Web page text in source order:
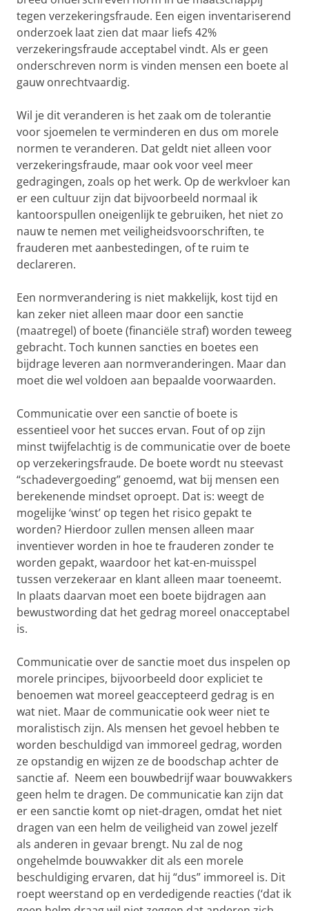
tegen verzekeringsfraude. Een eigen inventariserend
onderzoek laat zien dat maar liefs 42%
verzekeringsfraude acceptabel vindt. Als er geen
onderschreven norm is vinden mensen een boete al
gauw onrechtvaardig.
Wil je dit veranderen is het zaak om de tolerantie
voor sjoemelen te verminderen en dus om morele
normen te veranderen. Dat geldt niet alleen voor
verzekeringsfraude, maar ook voor veel meer
gedragingen, zoals op het werk. Op de werkvloer kan
er een cultuur zijn dat bijvoorbeeld normaal ik
kantoorspullen oneigenlijk te gebruiken, het niet zo
nauw te nemen met veiligheidsvoorschriften, te
frauderen met aanbestedingen, of te ruim te
declareren.
Een normverandering is niet makkelijk, kost tijd en
kan zeker niet alleen maar door een sanctie
(maatregel) of boete (financiële straf) worden teweeg
gebracht. Toch kunnen sancties en boetes een
bijdrage leveren aan normveranderingen. Maar dan
moet die wel voldoen aan bepaalde voorwaarden.
Communicatie over een sanctie of boete is
essentieel voor het succes ervan. Fout of op zijn
minst twijfelachtig is de communicatie over de boete
op verzekeringsfraude. De boete wordt nu steevast
“schadevergoeding” genoemd, wat bij mensen een
berekenende mindset oproept. Dat is: weegt de
mogelijke ‘winst’ op tegen het risico gepakt te
worden? Hierdoor zullen mensen alleen maar
inventiever worden in hoe te frauderen zonder te
worden gepakt, waardoor het kat-en-muisspel
tussen verzekeraar en klant alleen maar toeneemt.
In plaats daarvan moet een boete bijdragen aan
bewustwording dat het gedrag moreel onacceptabel
is.
Communicatie over de sanctie moet dus inspelen op
morele principes, bijvoorbeeld door expliciet te
benoemen wat moreel geaccepteerd gedrag is en
wat niet. Maar de communicatie ook weer niet te
moralistisch zijn. Als mensen het gevoel hebben te
worden beschuldigd van immoreel gedrag, worden
ze opstandig en wijzen ze de boodschap achter de
sanctie af. Neem een bouwbedrijf waar bouwvakkers
geen helm te dragen. De communicatie kan zijn dat
er een sanctie komt op niet-dragen, omdat het niet
dragen van een helm de veiligheid van zowel jezelf
als anderen in gevaar brengt. Nu zal de nog
ongehelmde bouwvakker dit als een morele
beschuldiging ervaren, dat hij “dus” immoreel is. Dit
roept weerstand op en verdedigende reacties (‘dat ik